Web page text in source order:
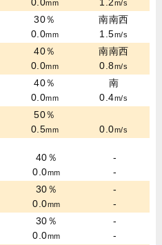
0.0mm
1.2m/s
30％
0.0mm
南南西
1.5m/s
40％
0.0mm
南南西
0.8m/s
40％
0.0mm
南
0.4m/s
50％
0.5mm 0.0m/s
40％
0.0mm
-
-
30％
0.0mm
-
-
30％
0.0mm
-
-